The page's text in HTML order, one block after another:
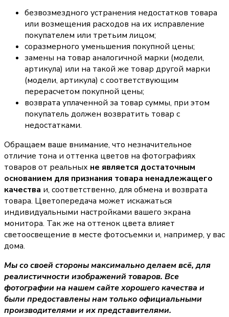
безвозмездного устранения недостатков товара
или возмещения расходов на их исправление
покупателем или третьим лицом;
соразмерного уменьшения покупной цены;
замены на товар аналогичной марки (модели,
артикула) или на такой же товар другой марки
(модели, артикула) с соответствующим
перерасчетом покупной цены;
возврата уплаченной за товар суммы, при этом
покупатель должен возвратить товар с
недостатками.
Обращаем ваше внимание, что незначительное
отличие тона и оттенка цветов на фотографиях
товаров от реальных не является достаточным
основанием для признания товара ненадлежащего
качества и, соответственно, для обмена и возврата
товара. Цветопередача может искажаться
индивидуальными настройками вашего экрана
монитора. Так же на оттенок цвета влияет
светоосвещение в месте фотосъемки и, например, у вас
дома.
Мы со своей стороны максимально делаем всё, для
реалистичности изображений товаров. Все
фотографии на нашем сайте хорошего качества и
были предоставлены нам только официальными
производителями и их представителями.